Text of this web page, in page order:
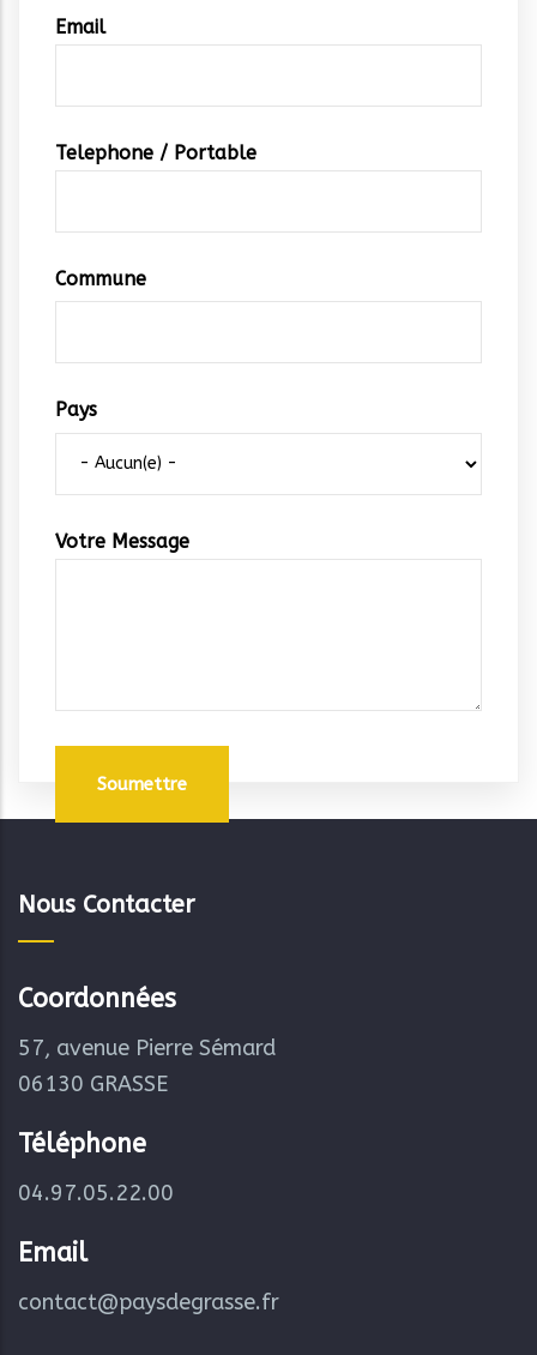
Email
Telephone / Portable
Commune
Pays
Votre Message
Nous Contacter
Coordonnées
57, avenue Pierre Sémard
06130 GRASSE
Téléphone
04.97.05.22.00
Email
contact@paysdegrasse.fr